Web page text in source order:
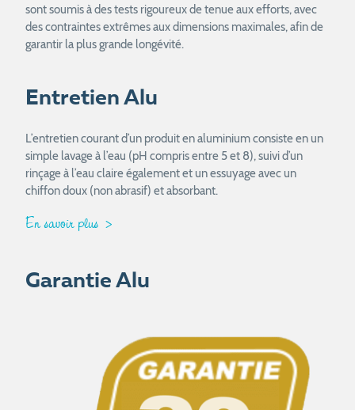
sont soumis à des tests rigoureux de tenue aux efforts, avec
des contraintes extrêmes aux dimensions maximales, afin de
garantir la plus grande longévité.
Entretien Alu
L’entretien courant d’un produit en aluminium consiste en un
simple lavage à l’eau (pH compris entre 5 et 8), suivi d’un
rinçage à l’eau claire également et un essuyage avec un
chiffon doux (non abrasif) et absorbant.
En savoir plus
Garantie Alu